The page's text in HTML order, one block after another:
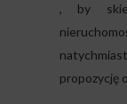
, by
propozycję